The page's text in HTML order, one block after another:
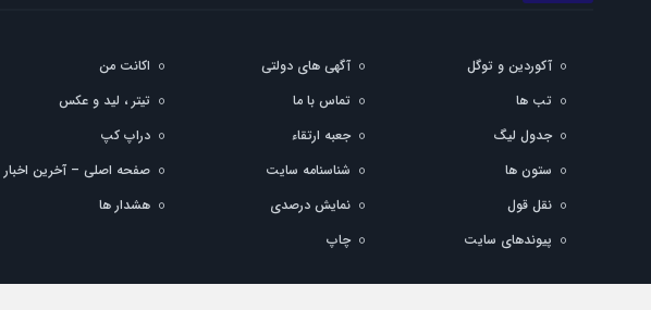
آکوردین و توگل آگهی های دولتی اکانت من
تب ها
تماس با ما تیتر ، لید و عکس
جدول لیگ
جعبه ارتقاء دراپ کپ
ستون ها
شناسنامه سایت صفحه اصلی – آخرین اخبار
نقل قول
نمایش درصدی هشدار ها
پیوندهای سایت
چاپ